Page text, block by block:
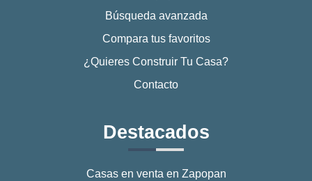
Búsqueda avanzada
Compara tus favoritos
¿Quieres Construir Tu Casa?
Contacto
Destacados
Casas en venta en Zapopan